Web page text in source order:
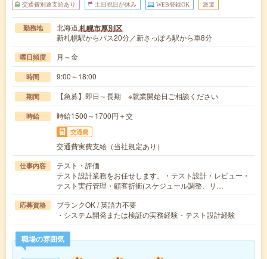
交通費別途支給あり 土日祝日が休み WEB登録OK 派遣
勤務地 北海道札幌市厚別区
新札幌駅からバス20分／新さっぽろ駅から車8分
曜日頻度 月～金
時間 9:00～18:00
期間 【急募】即日～長期 ※就業開始日ご相談ください
時給 時給1500～1700円＋交
交通費
交通費実費支給（当社規定あり）
仕事内容
テスト・評価
テスト設計業務をお任せします。・テスト設計・レビュー・
テスト実行管理・顧客折衝(スケジュール調整、リ…
応募資格
ブランクOK / 英語力不要
・システム開発または検証の実務経験・テスト設計経験
職場の雰囲気